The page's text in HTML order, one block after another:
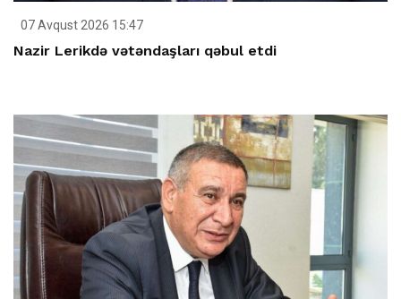
07 Avqust 2026 15:47
Nazir Lerikdə vətəndaşları qəbul etdi